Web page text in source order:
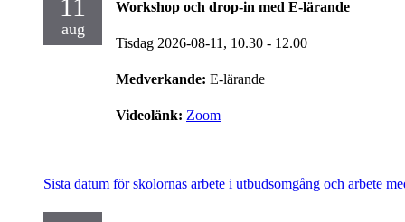
11
aug
Workshop och drop-in med E-lärande
Tisdag 2026-08-11, 10.30 - 12.00
Medverkande: E-lärande
Videolänk: Zoom
Sista datum för skolornas arbete i utbudsomgång och arbete